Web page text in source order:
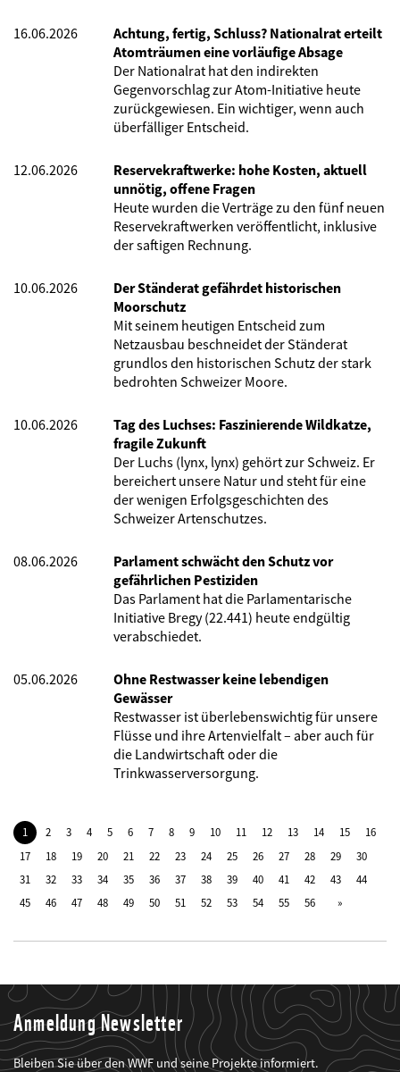
16.06.2026
Achtung, fertig, Schluss? Nationalrat erteilt
Atomträumen eine vorläufige Absage
Der Nationalrat hat den indirekten
Gegenvorschlag zur Atom-Initiative heute
zurückgewiesen. Ein wichtiger, wenn auch
überfälliger Entscheid.
12.06.2026
Reservekraftwerke: hohe Kosten, aktuell
unnötig, offene Fragen
Heute wurden die Verträge zu den fünf neuen
Reservekraftwerken veröffentlicht, inklusive
der saftigen Rechnung.
10.06.2026
Der Ständerat gefährdet historischen
Moorschutz
Mit seinem heutigen Entscheid zum
Netzausbau beschneidet der Ständerat
grundlos den historischen Schutz der stark
bedrohten Schweizer Moore.
10.06.2026
Tag des Luchses: Faszinierende Wildkatze,
fragile Zukunft
Der Luchs (lynx, lynx) gehört zur Schweiz. Er
bereichert unsere Natur und steht für eine
der wenigen Erfolgsgeschichten des
Schweizer Artenschutzes.
08.06.2026
Parlament schwächt den Schutz vor
gefährlichen Pestiziden
Das Parlament hat die Parlamentarische
Initiative Bregy (22.441) heute endgültig
verabschiedet.
05.06.2026
Ohne Restwasser keine lebendigen
Gewässer
Restwasser ist überlebenswichtig für unsere
Flüsse und ihre Artenvielfalt – aber auch für
die Landwirtschaft oder die
Trinkwasserversorgung.
1 2 3 4 5 6 7 8 9 10 11 12 13 14 15
16
17
18 19 20 21 22 23 24 25 26 27 28 29
30
31
32 33 34 35 36 37 38 39 40 41 42 43
44
45
46 47 48 49 50 51 52 53 54 55 56
Anmeldung Newsletter
Bleiben Sie über den WWF und seine Projekte informiert.